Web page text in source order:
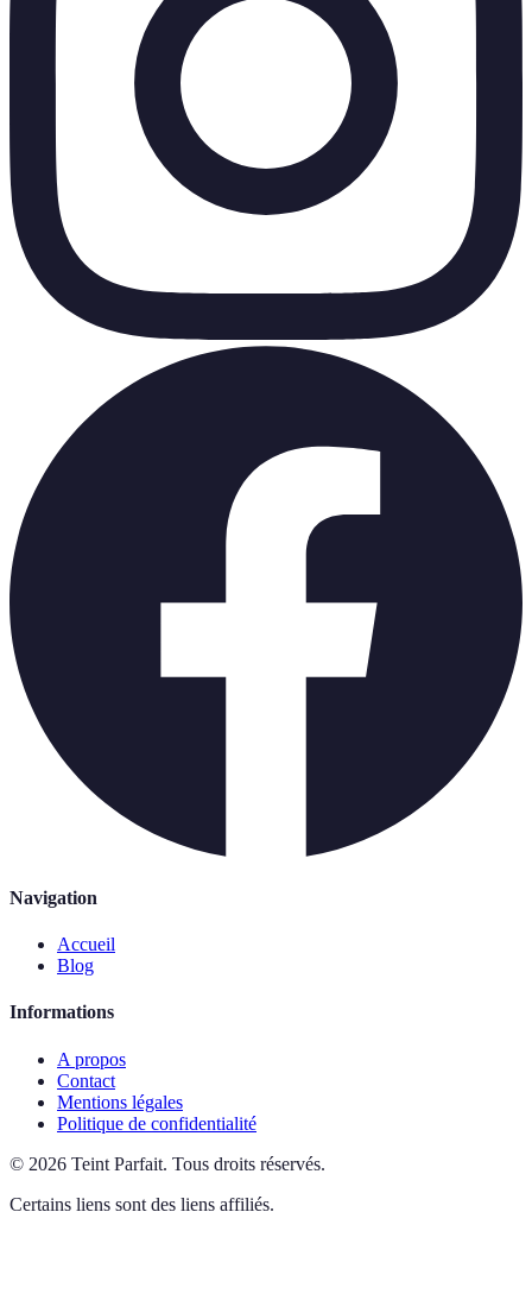
Navigation
Accueil
Blog
Informations
A propos
Contact
Mentions légales
Politique de confidentialité
© 2026 Teint Parfait. Tous droits réservés.
Certains liens sont des liens affiliés.